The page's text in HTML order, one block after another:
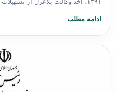
ادامه مطلب